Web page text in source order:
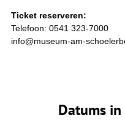
Ticket reserveren:
Telefoon: 0541 323-7000
info@museum-am-
Datums